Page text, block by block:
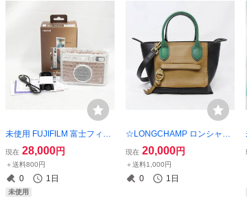
未使用 FUJIFILM 富士フィル
ム instax mini Evo ブラウン
インスタックス ミニ エヴォ
チェキ インスタントカメラ 2
511-K0280M(NT)
現在 28,000円
＋送料800円
0 1日
未使用
☆LONGCHAMP ロンシャン
メールボックス LNC10103H
AV001 ノワール カウハイド
レザー ハンドバッグ ショル
ダー 2Way 2501-N0117K(N
現在 20,000円
＋送料1,000円
0 1日